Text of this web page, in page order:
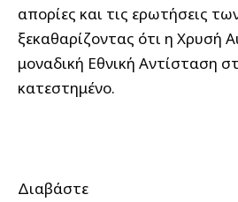
απορίες και τις ερωτήσεις
ξεκαθαρίζοντας ότι η Χρυσή
μοναδική Εθνική Αντίσταση
κατεστημένο.
Διαβάστε